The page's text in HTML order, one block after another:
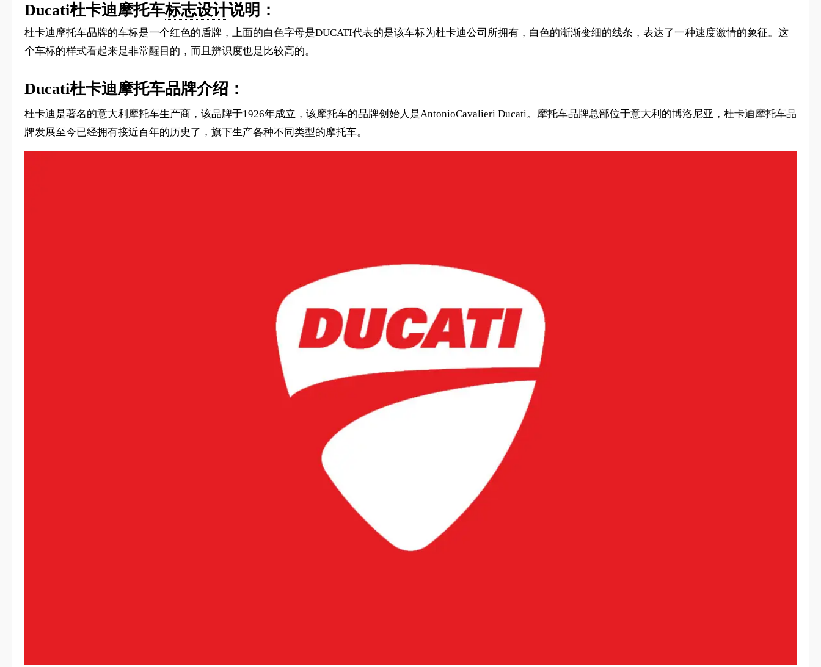
Ducati杜卡迪摩托车标志设计说明：
杜卡迪摩托车品牌的车标是一个红色的盾牌，上面的白色字母是DUCATI代表的是该车标为杜卡迪公司所拥有，白色的渐渐变细的线条，表达了一种速度激情的象征。这
个车标的样式看起来是非常醒目的，而且辨识度也是比较高的。
Ducati杜卡迪摩托车品牌介绍：
杜卡迪是著名的意大利摩托车生产商，该品牌于1926年成立，该摩托车的品牌创始人是AntonioCavalieri Ducati。摩托车品牌总部位于意大利的博洛尼亚，杜卡迪摩托车品
牌发展至今已经拥有接近百年的历史了，旗下生产各种不同类型的摩托车。